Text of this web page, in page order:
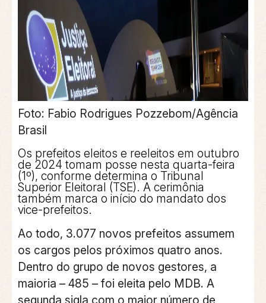
Foto: Fabio Rodrigues Pozzebom/Agência
Brasil
Os prefeitos eleitos e reeleitos em outubro
de 2024 tomam posse nesta quarta-feira
(1º), conforme determina o Tribunal
Superior Eleitoral (TSE). A cerimônia
também marca o início do mandato dos
vice-prefeitos.
Ao todo, 3.077 novos prefeitos assumem
os cargos pelos próximos quatro anos.
Dentro do grupo de novos gestores, a
maioria – 485 – foi eleita pelo MDB. A
segunda sigla com o maior número de